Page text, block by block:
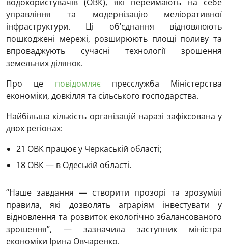
водокористувачів (ОВК), які переймають на себе
управління та модернізацію меліоративної
інфраструктури. Ці об’єднання відновлюють
пошкоджені мережі, розширюють площі поливу та
впроваджують сучасні технології зрошення
земельних ділянок.
Про це повідомляєпресслужба Міністерства
економіки, довкілля та сільського господарства.
Найбільша кількість організацій наразі зафіксована у
двох регіонах:
21 ОВК працює у Черкаській області;
18 ОВК — в Одеській області.
“Наше завдання — створити прозорі та зрозумілі
правила, які дозволять аграріям інвестувати у
відновлення та розвиток екологічно збалансованого
зрошення”, — зазначила заступник міністра
економіки Ірина Овчаренко.